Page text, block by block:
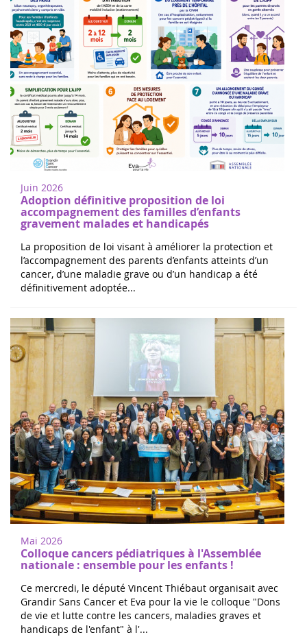
Juin 2026
Adoption définitive proposition de loi
accompagnement des familles d’enfants
gravement malades et handicapés
La proposition de loi visant à améliorer la protection et
l’accompagnement des parents d’enfants atteints d’un
cancer, d’une maladie grave ou d’un handicap a été
définitivement adoptée...
Mai 2026
Colloque cancers pédiatriques à l'Assemblée
nationale : ensemble pour les enfants !
Ce mercredi, le député Vincent Thiébaut organisait avec
Grandir Sans Cancer et Eva pour la vie le colloque "Dons
de vie et lutte contre les cancers, maladies graves et
handicaps de l'enfant" à l'...